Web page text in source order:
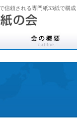
信頼される専門紙33紙で構成